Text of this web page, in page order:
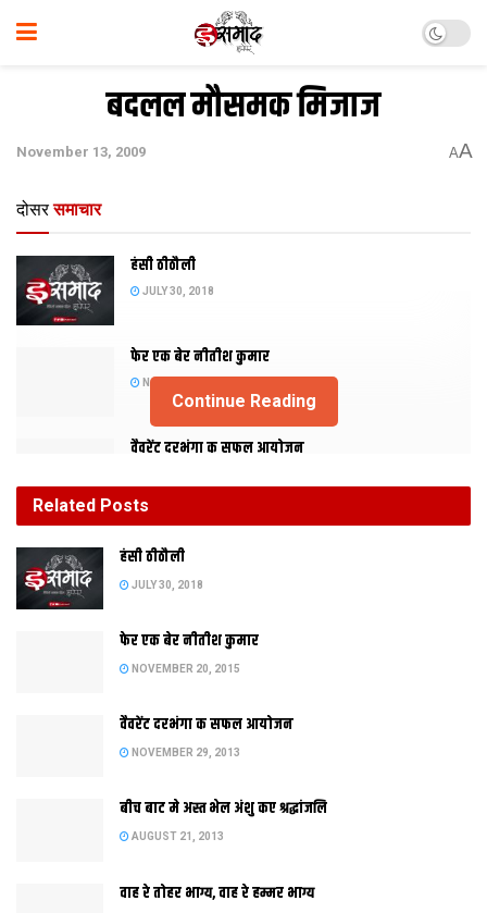
बदलल मौसमक मिजाज
November 13, 2009 AA
दोसर समाचार
हंसी ठीठौली
JULY 30, 2018
फेर एक बेर नीतीश कुमार
NOVEMBER 20, 2015
वैवरेंट दरभंगा क सफल आयोजन
देशक राजधानी दिल्ली मे शुक्रदिन मौसमक मिजाज एकाएक बदलि गेल।
Continue Reading
Related Posts
हंसी ठीठौली
JULY 30, 2018
फेर एक बेर नीतीश कुमार
NOVEMBER 20, 2015
वैवरेंट दरभंगा क सफल आयोजन
NOVEMBER 29, 2013
बीच बाट मे अस्त भेल अंशु कए श्रद्धांजलि
AUGUST 21, 2013
वाह रे तोहर भाग्य, वाह रे हम्मर भाग्य